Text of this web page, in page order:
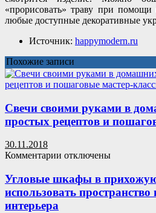
«прорисовать» траву при помощи
любые доступные декоративные
Источник: happymodern.ru
Похожие записи
Свечи своими руками в
простых рецептов и
30.11.2018
Комментарии к
Свечи
своими
руками
отключены
Угловые шкафы в
использовать
интерьера